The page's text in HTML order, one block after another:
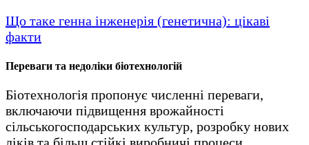
Що таке генна інженерія (генетична): цікаві
факти
Переваги та недоліки біотехнологій
Біотехнологія пропонує численні переваги,
включаючи підвищення врожайності
сільськогосподарських культур, розробку нових